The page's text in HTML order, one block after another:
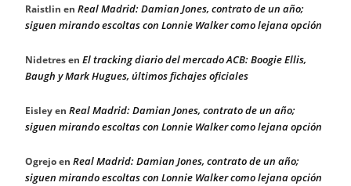
Raistlin en Real Madrid: Damian Jones, contrato de un año;
siguen mirando escoltas con Lonnie Walker como lejana opción
Nidetresen El tracking diario del mercado ACB: Boogie Ellis,
Baugh y Mark Hugues, últimos fichajes oficiales
Eisleyen Real Madrid: Damian Jones, contrato de un año;
siguen mirando escoltas con Lonnie Walker como lejana opción
Ogrejoen Real Madrid: Damian Jones, contrato de un año;
siguen mirando escoltas con Lonnie Walker como lejana opción